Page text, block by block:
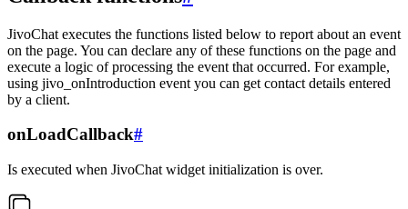
JivoChat executes the functions listed below to report about an event
on the page. You can declare any of these functions on the page and
execute a logic of processing the event that occurred. For example,
using jivo_onIntroduction event you can get contact details entered
by a client.
onLoadCallback#
Is executed when JivoChat widget initialization is over.